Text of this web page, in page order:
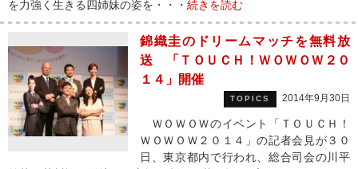
を力強く生きる四姉妹の姿を・・・ 続きを読む
錦織圭のドリームマッチを無料放
送 「ＴＯＵＣＨ！ＷＯＷＯＷ２０
１４」開催
TOPICS 2014年9月30日
ＷＯＷＯＷのイベント「ＴＯＵＣＨ！
ＷＯＷＯＷ２０１４」の記者会見が３０
日、東京都内で行われ、総合司会の川平